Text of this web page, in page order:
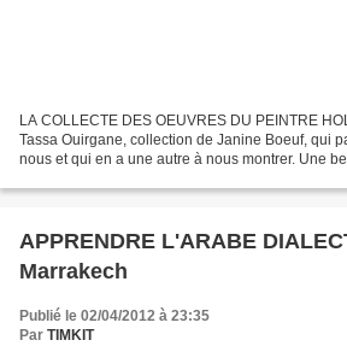
LA COLLECTE DES OEUVRES DU PEINTRE
Tassa Ouirgane, collection de Janine Boeuf, qui
nous et qui en a une autre à nous montrer. Une
APPRENDRE L'ARABE
Marrakech
Publié le 02/04/2012 à 23:35
Par TIMKIT